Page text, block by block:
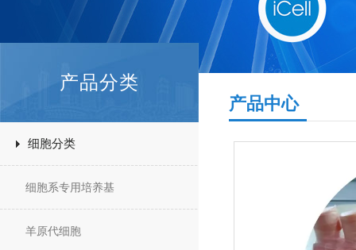
产品分类
细胞分类
细胞系专用培养基
羊原代细胞
产品中心